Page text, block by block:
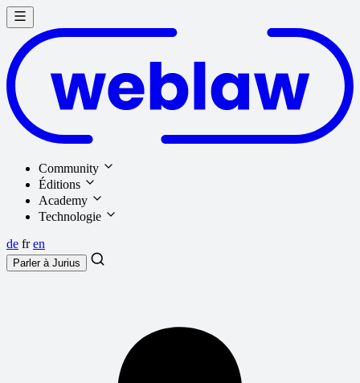
Community
Éditions
Academy
Technologie
de fr en
Parler à Jurius